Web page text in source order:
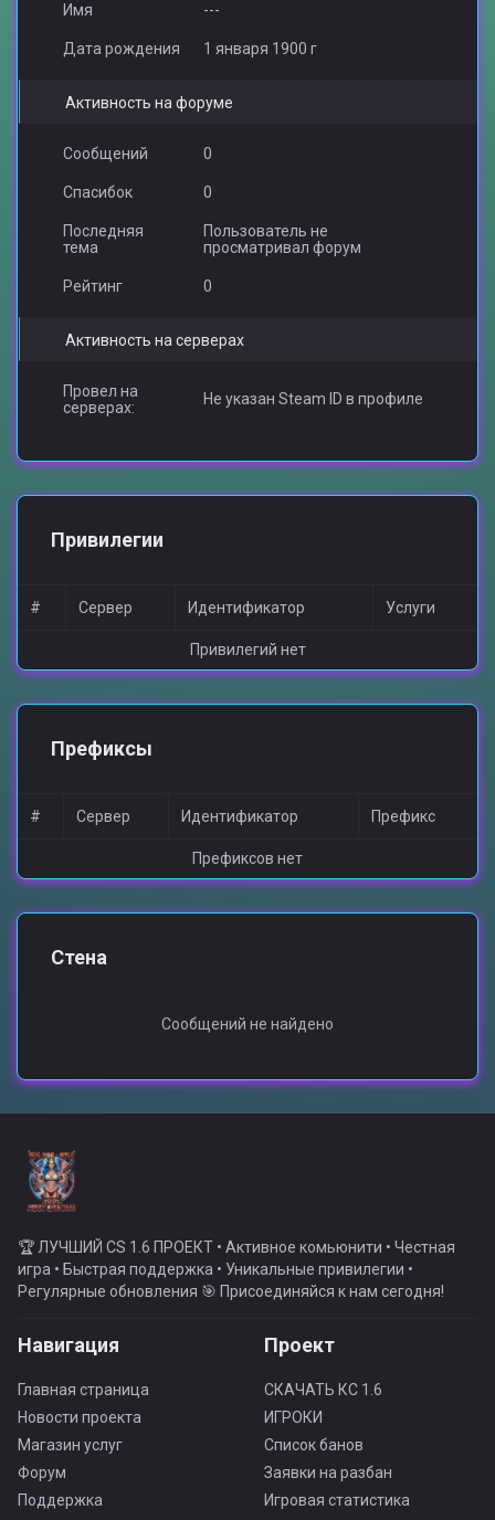
Имя ---
Дата рождения 1 января 1900 г
Активность на форуме
Сообщений 0
Спасибок 0
Последняя
тема
Пользователь не
просматривал форум
Рейтинг 0
Активность на серверах
Провел на
серверах:
Не указан Steam ID в профиле
Привилегии
# Сервер Идентификатор Услуги
Привилегий нет
Префиксы
# Сервер Идентификатор Префикс
Префиксов нет
Стена
Сообщений не найдено
🏆 ЛУЧШИЙ CS 1.6 ПРОЕКТ • Активное комьюнити • Честная
игра • Быстрая поддержка • Уникальные привилегии •
Регулярные обновления 🎯 Присоединяйся к нам сегодня!
Навигация
Главная страница
Новости проекта
Магазин услуг
Форум
Поддержка
Проект
СКАЧАТЬ КС 1.6
ИГРОКИ
Список банов
Заявки на разбан
Игровая статистика